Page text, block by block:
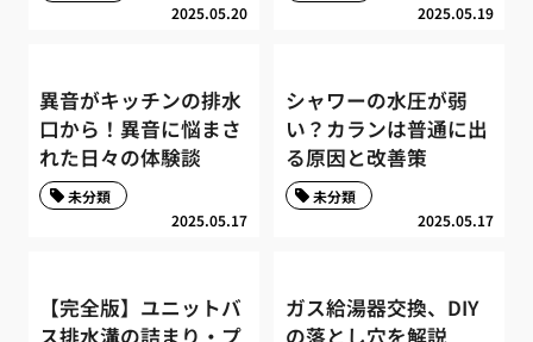
2025.05.20 2025.05.19
異音がキッチンの排水
口から！異音に悩まさ
れた日々の体験談
2025.05.17
未分類
シャワーの水圧が弱
い？カランは普通に出
る原因と改善策
2025.05.17
未分類
【完全版】ユニットバ
ス排水溝の詰まり・プ
ガス給湯器交換、DIY
の落とし穴を解説